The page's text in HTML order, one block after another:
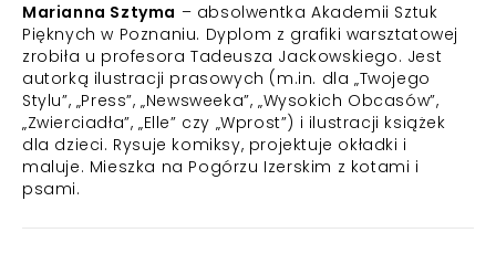
Marianna Sztyma – absolwentka Akademii Sztuk
Pięknych w Poznaniu. Dyplom z grafiki warsztatowej
zrobiła u profesora Tadeusza Jackowskiego. Jest
autorką ilustracji prasowych (m.in. dla „Twojego
Stylu”, „Press”, „Newsweeka”, „Wysokich Obcasów”,
„Zwierciadła”, „Elle” czy „Wprost”) i ilustracji książek
dla dzieci. Rysuje komiksy, projektuje okładki i
maluje. Mieszka na Pogórzu Izerskim z kotami i
psami.